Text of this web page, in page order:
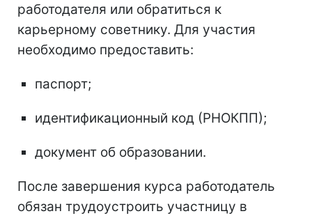
работодателя или обратиться к
карьерному советнику. Для участия
необходимо предоставить:
паспорт;
идентификационный код (РНОКПП);
документ об образовании.
После завершения курса работодатель
обязан трудоустроить участницу в